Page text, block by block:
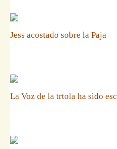
Jess acostado sobre la Paja
La Voz de la trtola ha sido